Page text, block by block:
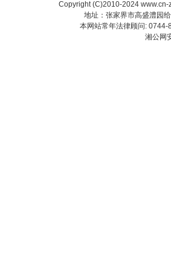
Copyright (C)2010-2024
地址：张家界市高盛澧园
本网站常年法律顾问:
湘公网